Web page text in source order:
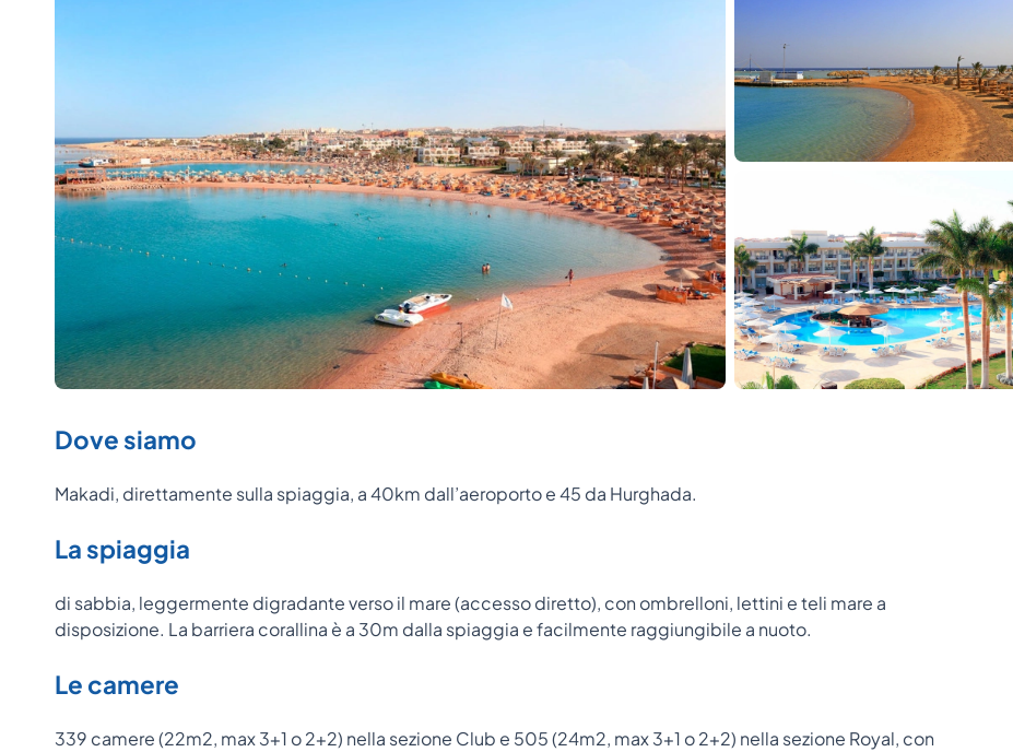
Dove siamo
Makadi, direttamente sulla spiaggia, a 40km dall’aeroporto e 45 da Hurghada.
La spiaggia
di sabbia, leggermente digradante verso il mare (accesso diretto), con ombrelloni, lettini e teli mare a
disposizione. La barriera corallina è a 30m dalla spiaggia e facilmente raggiungibile a nuoto.
Le camere
339 camere (22m2, max 3+1 o 2+2) nella sezione Club e 505 (24m2, max 3+1 o 2+2) nella sezione Royal, con